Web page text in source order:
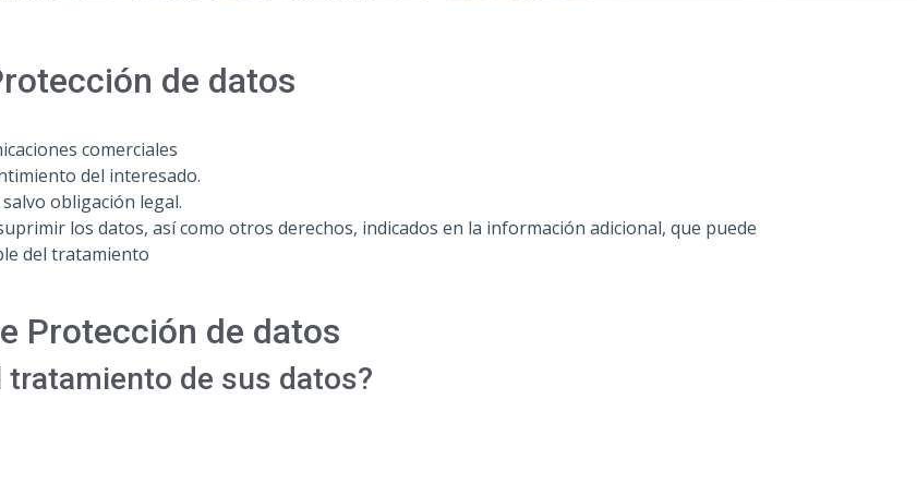
de datos
comerciales
del interesado.
obligación legal.
los datos, así como otros derechos, indicados en la información adicional, que puede
del tratamiento
Protección de datos
tratamiento de sus datos?